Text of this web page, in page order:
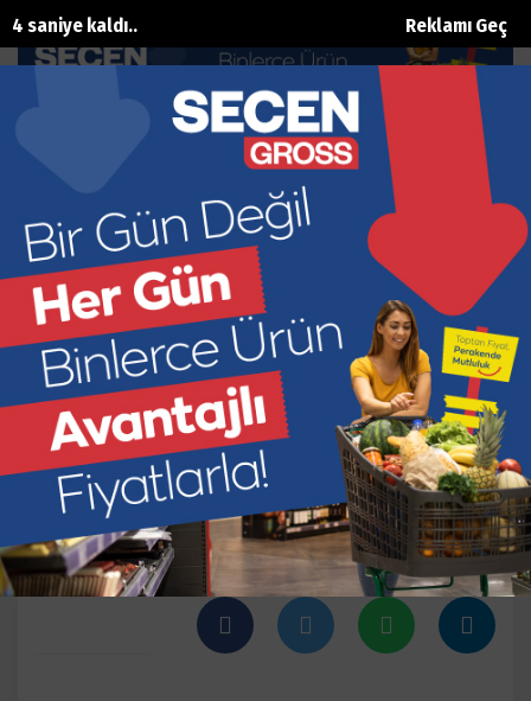
Reklamı Geç
3 saniye kaldı..
KAPUTAŞ PLAJI
Ana Sayfa Foto Galeri KAPUTAŞ PLAJI
Bu galeride resim bulunamadı!